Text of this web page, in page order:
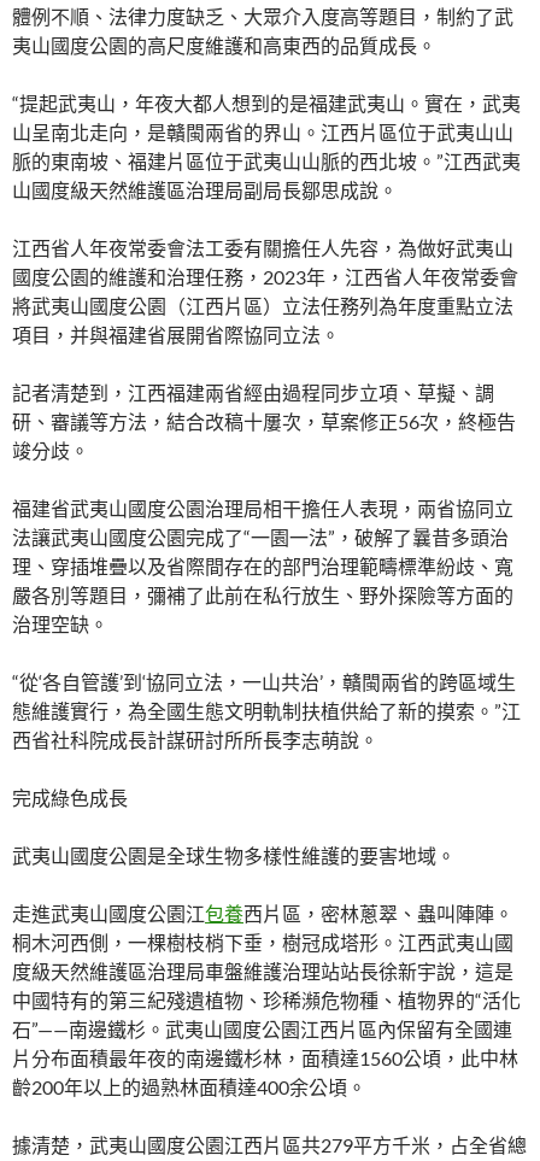
體例不順、法律力度缺乏、大眾介入度高等題目，制約了武
夷山國度公園的高尺度維護和高東西的品質成長。
“提起武夷山，年夜大都人想到的是福建武夷山。實在，武夷
山呈南北走向，是贛閩兩省的界山。江西片區位于武夷山山
脈的東南坡、福建片區位于武夷山山脈的西北坡。”江西武夷
山國度級天然維護區治理局副局長鄒思成說。
江西省人年夜常委會法工委有關擔任人先容，為做好武夷山
國度公園的維護和治理任務，2023年，江西省人年夜常委會
將武夷山國度公園（江西片區）立法任務列為年度重點立法
項目，并與福建省展開省際協同立法。
記者清楚到，江西福建兩省經由過程同步立項、草擬、調
研、審議等方法，結合改稿十屢次，草案修正56次，終極告
竣分歧。
福建省武夷山國度公園治理局相干擔任人表現，兩省協同立
法讓武夷山國度公園完成了“一園一法”，破解了曩昔多頭治
理、穿插堆疊以及省際間存在的部門治理範疇標準紛歧、寬
嚴各別等題目，彌補了此前在私行放生、野外探險等方面的
治理空缺。
“從‘各自管護’到‘協同立法，一山共治’，贛閩兩省的跨區域生
態維護實行，為全國生態文明軌制扶植供給了新的摸索。”江
西省社科院成長計謀研討所所長李志萌說。
完成綠色成長
武夷山國度公園是全球生物多樣性維護的要害地域。
走進武夷山國度公園江包養西片區，密林蔥翠、蟲叫陣陣。
桐木河西側，一棵樹枝梢下垂，樹冠成塔形。江西武夷山國
度級天然維護區治理局車盤維護治理站站長徐新宇說，這是
中國特有的第三紀殘遺植物、珍稀瀕危物種、植物界的“活化
石”——南邊鐵杉。武夷山國度公園江西片區內保留有全國連
片分布面積最年夜的南邊鐵杉林，面積達1560公頃，此中林
齡200年以上的過熟林面積達400余公頃。
據清楚，武夷山國度公園江西片區共279平方千米，占全省總